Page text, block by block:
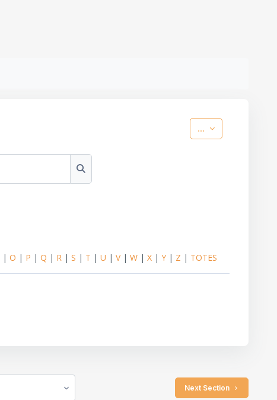
... Exporta les
Cerca
| O | P | Q | R | S | T | U | V| W | X | Y | Z | TOTES
Next Section